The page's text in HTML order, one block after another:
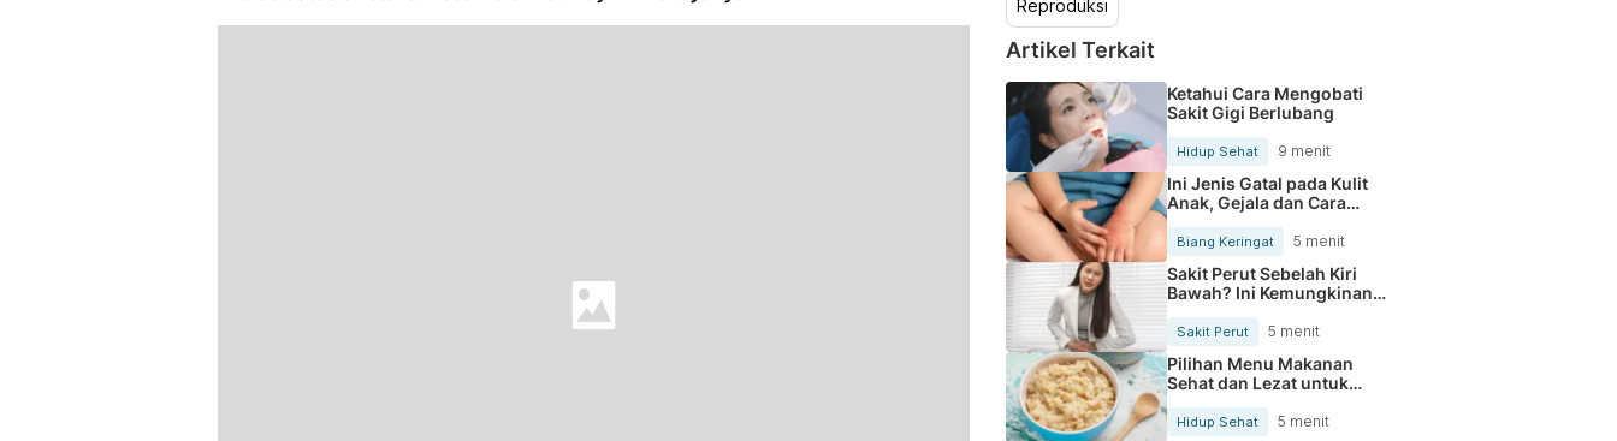
Reproduksi
Artikel Terkait
Ketahui Cara Mengobati
Sakit Gigi Berlubang
Hidup Sehat 9 menit
Ini Jenis Gatal pada Kulit
Anak, Gejala dan Cara
Mengobatinya
Biang Keringat 5 menit
Sakit Perut Sebelah Kiri
Bawah? Ini Kemungkinan
Sakit Perut 5 menit
Pilihan Menu Makanan
Sehat dan Lezat untuk
Mengurangi Kolesterol
Hidup Sehat 5 menit